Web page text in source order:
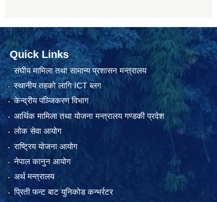
Quick Links
संघीय मामिला तथा सामान्य प्रशासन मन्त्रालय
स्थानीय तहको लागि ICT ब्लग
केन्द्रीय पञ्जिकरण विभाग
आर्थिक मामिला तथा योजना मन्त्रालय गण्डकी प्रदेश
लोक सेवा आयोग
राष्ट्रिय योजना आयोग
नेपाल कानुन आयोग
अर्थ मन्त्रालय
प्रिती फन्ट बाट युनिकोड कन्भर्रटर